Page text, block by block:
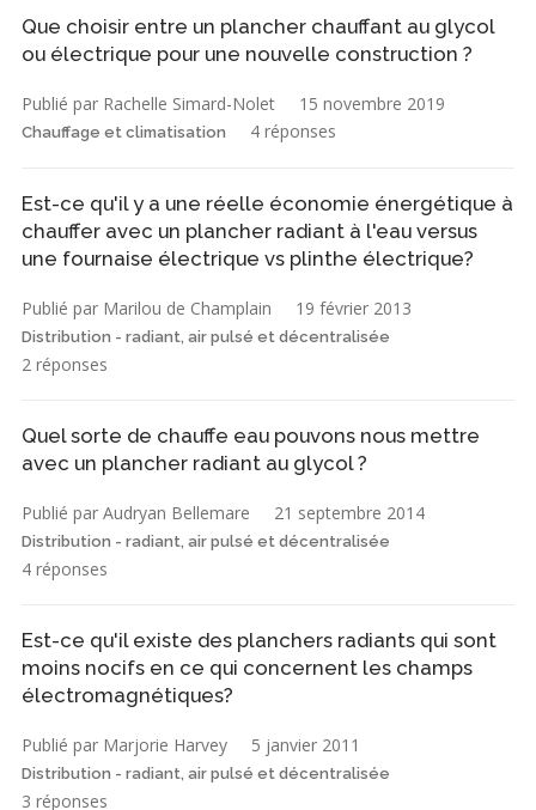
Que choisir entre un plancher chauffant au glycol
ou électrique pour une nouvelle construction ?
Publié par Rachelle Simard-Nolet 15 novembre 2019
Chauffage et climatisation 4 réponses
Est-ce qu'il y a une réelle économie énergétique à
chauffer avec un plancher radiant à l'eau versus
une fournaise électrique vs plinthe électrique?
Publié par Marilou de Champlain 19 février 2013
Distribution - radiant, air pulsé et décentralisée
2 réponses
Quel sorte de chauffe eau pouvons nous mettre
avec un plancher radiant au glycol ?
Publié par Audryan Bellemare 21 septembre 2014
Distribution - radiant, air pulsé et décentralisée
4 réponses
Est-ce qu'il existe des planchers radiants qui sont
moins nocifs en ce qui concernent les champs
électromagnétiques?
Publié par Marjorie Harvey 5 janvier 2011
Distribution - radiant, air pulsé et décentralisée
3 réponses